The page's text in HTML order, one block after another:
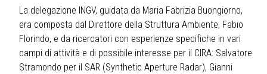
La delegazione INGV, guidata da Maria Fabrizia Buongiorno,
era composta dal Direttore della Struttura Ambiente, Fabio
Florindo, e da ricercatori con esperienze specifiche in vari
campi di attività e di possibile interesse per il CIRA: Salvatore
Stramondo per il SAR (Synthetic Aperture Radar), Gianni